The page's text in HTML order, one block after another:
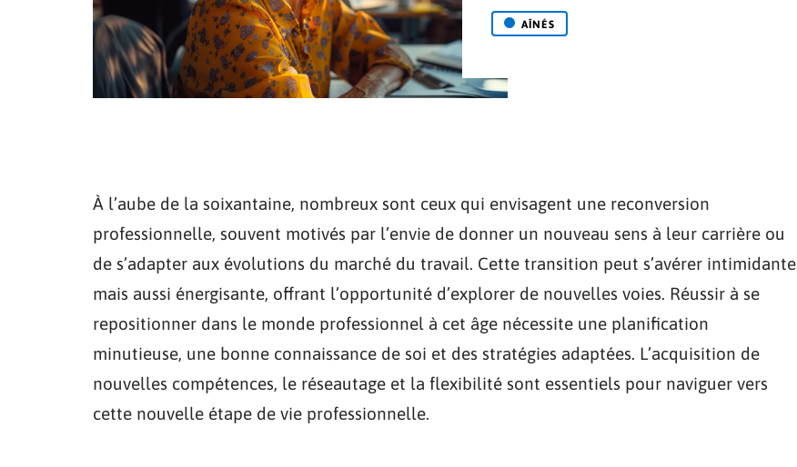
AÎNÉS
À l’aube de la soixantaine, nombreux sont ceux qui envisagent une reconversion
professionnelle, souvent motivés par l’envie de donner un nouveau sens à leur carrière ou
de s’adapter aux évolutions du marché du travail. Cette transition peut s’avérer intimidante
mais aussi énergisante, offrant l’opportunité d’explorer de nouvelles voies. Réussir à se
repositionner dans le monde professionnel à cet âge nécessite une planification
minutieuse, une bonne connaissance de soi et des stratégies adaptées. L’acquisition de
nouvelles compétences, le réseautage et la flexibilité sont essentiels pour naviguer vers
cette nouvelle étape de vie professionnelle.